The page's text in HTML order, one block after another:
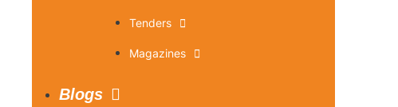
Tenders
Magazines
Blogs